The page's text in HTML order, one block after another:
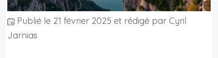
Publié le 21 février 2025 et rédigé par Cyril
Jarnias